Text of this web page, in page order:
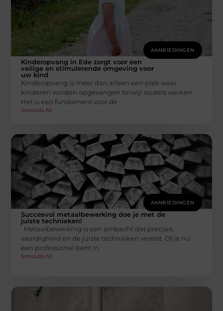
AANBIEDINGEN
Kinderopvang in Ede zorgt voor een
veilige en stimulerende omgeving voor
uw kind
Kinderopvang is meer dan alleen een plek waar
kinderen worden opgevangen terwijl ouders werken.
Het is een fundament voor de
Smoods.nl
AANBIEDINGEN
Succesvol metaalbewerking doe je met de
juiste technieken!
Metaalbewerking is een ambacht dat precisie,
vaardigheid en de juiste technieken vereist. Of je nu
een professional bent in
Smoods.nl